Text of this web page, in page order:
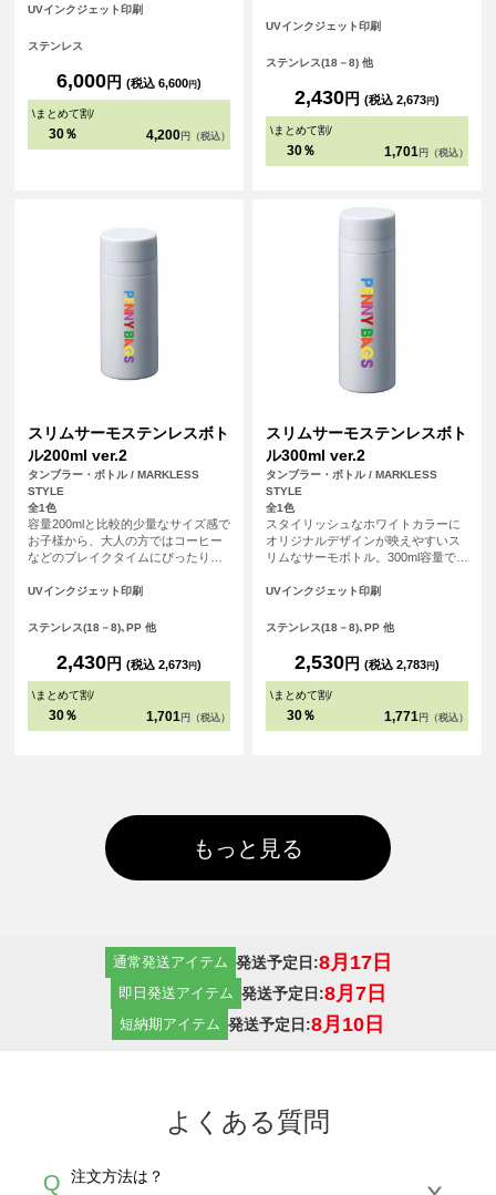
ら高い保温・保冷力を備えていま
触りで高級感のある本体です。食洗
（THERMOS）製品は記念品や贈り
物としておすすめなアイテムです。
<br> ※在庫限りで販売終了の商品で
UVインクジェット印刷
ステンレス
6,000円 (税込 6,600円)
\まとめて割/
30％ 4,200 円（税込）
プを底面に取り付けることで滑り止
で持っても滑りにくい仕様になって
UVインクジェット印刷
ステンレス(18－8) 他
2,430円 (税込 2,673円)
\まとめて割/
30％ 1,701 円（税込）
スリムサーモステンレスボト
ル200ml ver.2
タンブラー・ボトル / MARKLESS
STYLE
全1色
容量200mlと比較的少量なサイズ感で
お子様から、大人の方ではコーヒー
などのブレイクタイムにぴったりな
工で保温保冷機能を高め、ステンレ
に。見た目以上にスタイリッシュで
UVインクジェット印刷
ステンレス(18－8)､PP 他
2,430円 (税込 2,673円)
\まとめて割/
30％ 1,701 円（税込）
スリムサーモステンレスボト
ル300ml ver.2
タンブラー・ボトル / MARKLESS
STYLE
全1色
スタイリッシュなホワイトカラーに
オリジナルデザインが映えやすいス
リムなサーモボトル。300ml容量で日
などにもおすすめなアイテムです。
オリジナルグッズがご制作いただけ
UVインクジェット印刷
ステンレス(18－8)､PP 他
2,530円 (税込 2,783円)
\まとめて割/
30％ 1,771 円（税込）
もっと見る
通常発送アイテム 発送予定日:8月17日
即日発送アイテム 発送予定日:8月7日
短納期アイテム 発送予定日:8月10日
よくある質問
Q 注文方法は？